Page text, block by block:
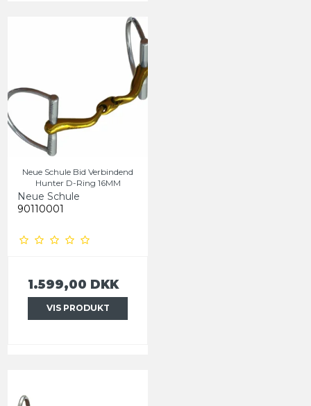
Neue Schule Bid Verbindend
Hunter D-Ring 16MM
Neue Schule
90110001
1.599,00 DKK
VIS PRODUKT